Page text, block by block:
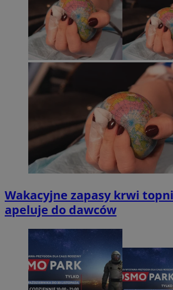
Wakacyjne zapasy krwi
apeluje do dawców